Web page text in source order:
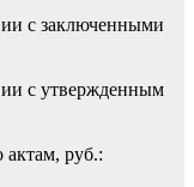
с заключенными
с утвержденным
актам, руб.: